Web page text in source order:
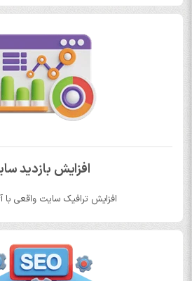
افزایش بازدید
افزایش ترافیک سایت واقعی با